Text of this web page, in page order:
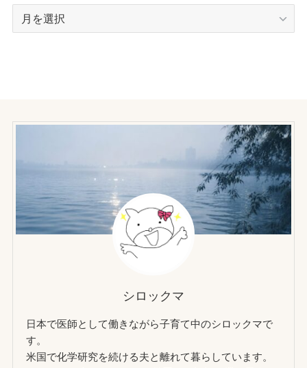
シロックマ
日本で医師として働きながら子育て中のシロックマで
す。
米国で化学研究を続ける夫と離れて暮らしています。